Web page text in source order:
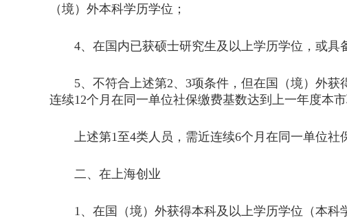
（境）外本科学历学位；
4、在国内已获硕士研究生及以上学历学位，或具
5、不符合上述第2、3项条件，但在国（境）外获
连续12个月在同一单位社保缴费基数达到上一年度本
上述第1至4类人员，需近连续6个月在同一单位社
二、在上海创业
1、在国（境）外获得本科及以上学历学位（本科